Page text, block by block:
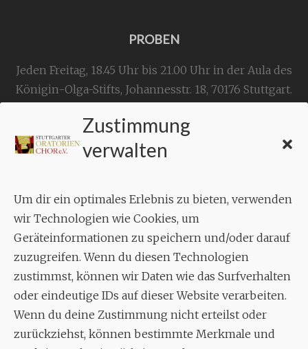
Zustimmung
verwalten
Um dir ein optimales Erlebnis zu bieten, verwenden
wir Technologien wie Cookies, um
Geräteinformationen zu speichern und/oder darauf
zuzugreifen. Wenn du diesen Technologien
zustimmst, können wir Daten wie das Surfverhalten
oder eindeutige IDs auf dieser Website verarbeiten.
Wenn du deine Zustimmung nicht erteilst oder
zurückziehst, können bestimmte Merkmale und
PROBEN
Jeden Freitag, 18.45 Uhr bis 21.00 Uhr in der Aula des
Königin-Olga-Stifts, Johannesstr. 18, 70176 Stuttgart.
KONTAKT
Geschäftsstelle:
Aixheimer Str. 18
70619 Stuttgart
MUSIK
Musikalischer Leiter:
Enrico Trummer
Tel.+49 (0)177 / 34 23 57 1